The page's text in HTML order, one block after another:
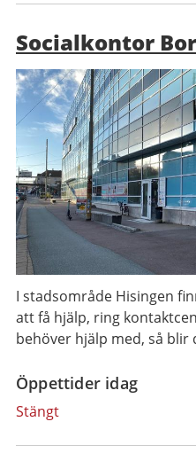
Socialkontor
I stadsområde Hisingen
att få hjälp, ring
behöver hjälp med, så blir
Öppettider idag
Stängt